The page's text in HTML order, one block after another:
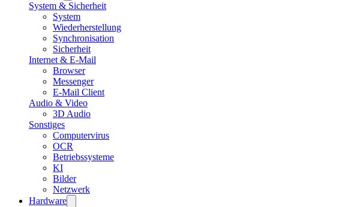
System & Sicherheit
System
Wiederherstellung
Synchronisation
Sicherheit
Internet & E-Mail
Browser
Messenger
E-Mail Client
Audio & Video
3D Audio
Sonstiges
Computervirus
OCR
Betriebssysteme
KI
Bilder
Netzwerk
Hardware